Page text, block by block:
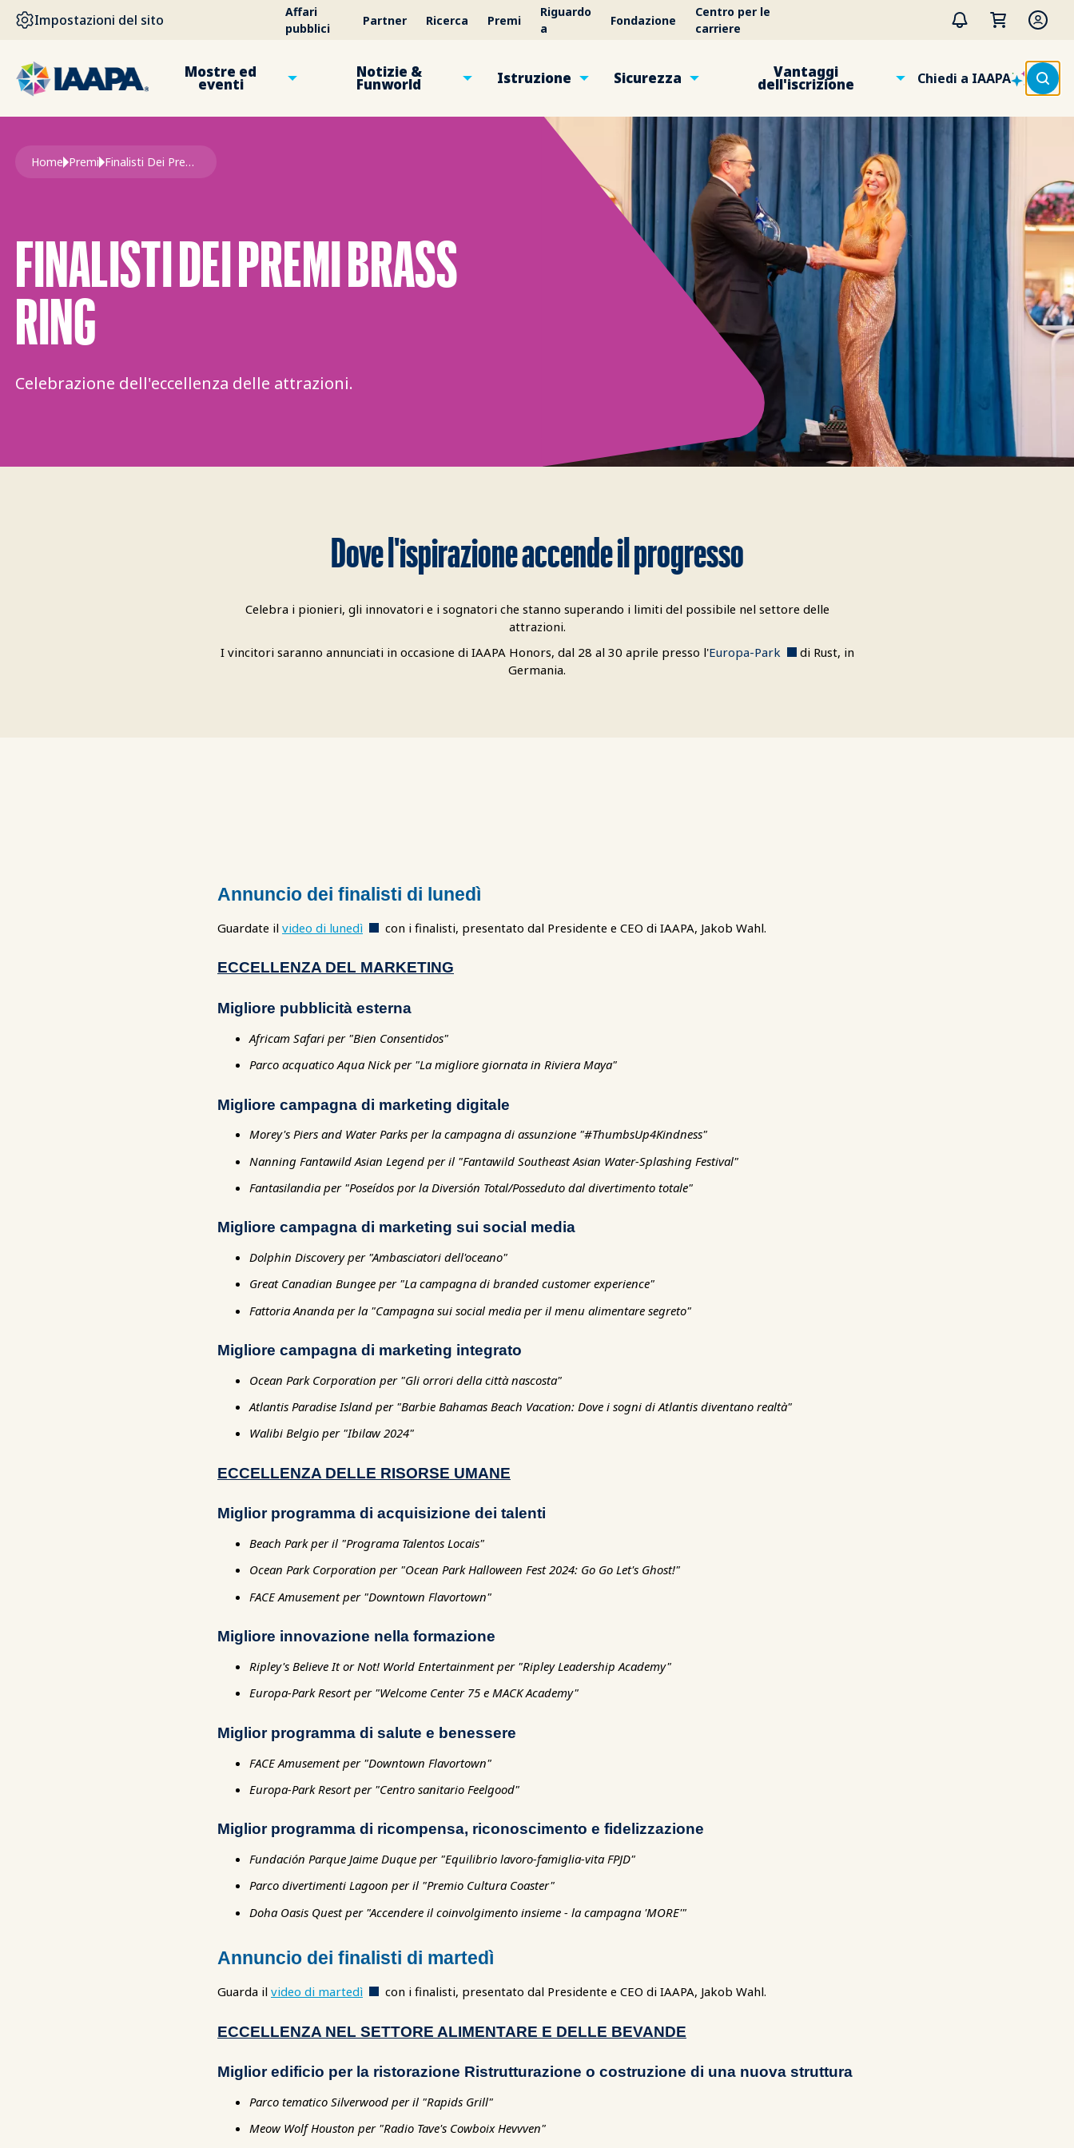
SALTA AL CONTENUTO PRINCIPALE
Impostazioni del sito
Affari
pubblici
Partner Ricerca Premi
Riguardo
a
Fondazione
Centro per le
carriere
Mostre ed
eventi
Notizie &
Funworld Istruzione Sicurezza Vantaggi
dell'iscrizione Chiedi a IAAPA
Briciole di pane
Home Premi Finalisti Dei Premi Brass Rings
FINALISTI DEI PREMI BRASS
RING
Celebrazione dell'eccellenza delle attrazioni.
Dove l'ispirazione accende il progresso
Celebra i pionieri, gli innovatori e i sognatori che stanno superando i limiti del possibile nel settore delle
attrazioni.
I vincitori saranno annunciati in occasione di IAAPA Honors, dal 28 al 30 aprile presso l'Europa-Park
di Rust, in
Germania.
Annuncio dei finalisti di lunedì
Guardate il video di lunedì con i finalisti, presentato dal Presidente e CEO di IAAPA, Jakob Wahl.
ECCELLENZA DEL MARKETING
Migliore pubblicità esterna
Africam Safari per "Bien Consentidos"
Parco acquatico Aqua Nick per "La migliore giornata in Riviera Maya"
Migliore campagna di marketing digitale
Morey's Piers and Water Parks per la campagna di assunzione "#ThumbsUp4Kindness"
Nanning Fantawild Asian Legend per il "Fantawild Southeast Asian Water-Splashing Festival"
Fantasilandia per "Poseídos por la Diversión Total/Posseduto dal divertimento totale"
Migliore campagna di marketing sui social media
Dolphin Discovery per "Ambasciatori dell'oceano"
Great Canadian Bungee per "La campagna di branded customer experience"
Fattoria Ananda per la "Campagna sui social media per il menu alimentare segreto"
Migliore campagna di marketing integrato
Ocean Park Corporation per "Gli orrori della città nascosta"
Atlantis Paradise Island per "Barbie Bahamas Beach Vacation: Dove i sogni di Atlantis diventano realtà"
Walibi Belgio per "Ibilaw 2024"
ECCELLENZA DELLE RISORSE UMANE
Miglior programma di acquisizione dei talenti
Beach Park per il "Programa Talentos Locais"
Ocean Park Corporation per "Ocean Park Halloween Fest 2024: Go Go Let's Ghost!"
FACE Amusement per "Downtown Flavortown"
Migliore innovazione nella formazione
Ripley's Believe It or Not! World Entertainment per "Ripley Leadership Academy"
Europa-Park Resort per "Welcome Center 75 e MACK Academy"
Miglior programma di salute e benessere
FACE Amusement per "Downtown Flavortown"
Europa-Park Resort per "Centro sanitario Feelgood"
Miglior programma di ricompensa, riconoscimento e fidelizzazione
Fundación Parque Jaime Duque per "Equilibrio lavoro-famiglia-vita FPJD"
Parco divertimenti Lagoon per il "Premio Cultura Coaster"
Doha Oasis Quest per "Accendere il coinvolgimento insieme - la campagna 'MORE'"
Annuncio dei finalisti di martedì
Guarda il video di martedì con i finalisti, presentato dal Presidente e CEO di IAAPA, Jakob Wahl.
ECCELLENZA NEL SETTORE ALIMENTARE E DELLE BEVANDE
Miglior edificio per la ristorazione Ristrutturazione o costruzione di una nuova struttura
Parco tematico Silverwood per il "Rapids Grill"
Meow Wolf Houston per "Radio Tave's Cowboix Hevvven"